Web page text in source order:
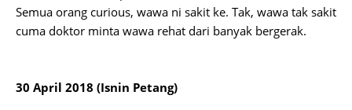
Semua orang curious, wawa ni sakit ke. Tak, wawa tak sakit
cuma doktor minta wawa rehat dari banyak bergerak.
30 April 2018 (Isnin Petang)